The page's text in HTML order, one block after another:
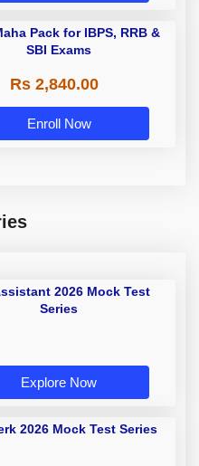
Pack for IBPS, RRB &
SBI Exams
Rs 2,840.00
Enroll Now
2026 Mock Test
Series
Explore Now
2026 Mock Test Series